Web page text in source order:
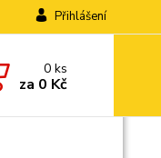
Přihlášení
0ks
za 0 Kč